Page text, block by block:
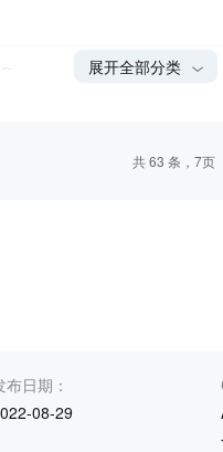
2023(2)
未生效(4)
W纺织(3)
展开全部分类
共 63 条，7页
布日期：
08-29